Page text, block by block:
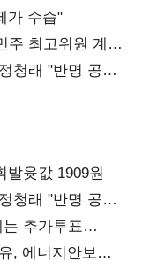
가 수습"
주 최고위원 계파
청래 "반명 공세
윳값 1909원
청래 "반명 공세
추가투표
, 에너지안보